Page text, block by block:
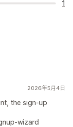
1
2026年5月4日
the sign-up
wizard